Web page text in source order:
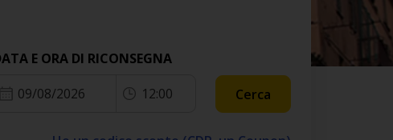
E ORA DI RICONSEGNA
09/08/2026 12:00 Cerca